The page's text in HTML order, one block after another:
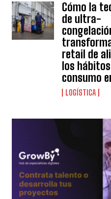
Cómo la
de ultra-
retail de
los
consumo
LOGÍSTICA